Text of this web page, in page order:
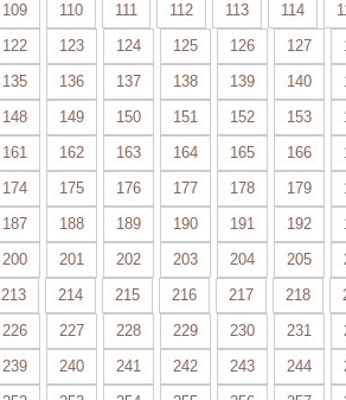
109 110 111 112 113 114
122 123 124 125 126 127
135 136 137 138 139 140
148 149 150 151 152 153
161 162 163 164 165 166
174 175 176 177 178 179
187 188 189 190 191 192
200 201 202 203 204 205
213 214 215 216 217 218
226 227 228 229 230 231
239 240 241 242 243 244